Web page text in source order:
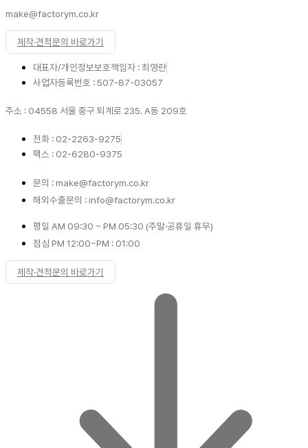
make@factorym.co.kr
제작·견적문의 바로가기
대표자/개인정보보호책임자 : 최영란
사업자등록번호 : 507-87-03057
주소 : 04558 서울 중구 퇴계로 235. A동 209호
전화 : 02-2263-9275
팩스 : 02-6280-9375
문의 : make@factorym.co.kr
해외수출문의 : info@factorym.co.kr
평일 AM 09:30 ~ PM 05:30 (주말·공휴일 휴무)
점심 PM 12:00~PM : 01:00
제작·견적문의 바로가기